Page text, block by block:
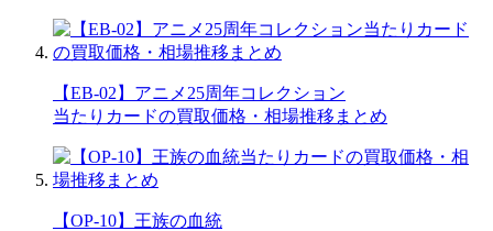
【EB-02】アニメ25周年コレクション
当たりカードの買取価格・相場推移まとめ
【OP-10】王族の血統